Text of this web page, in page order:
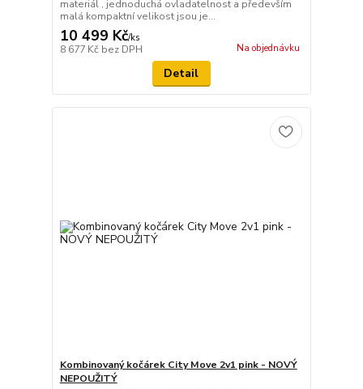
materiál , jednoduchá ovladatelnost a především
malá kompaktní velikost jsou je...
10 499 Kč/ks
8 677 Kč bez DPH Na objednávku
Detail
Kombinovaný kočárek City Move 2v1 pink - NOVÝ
NEPOUŽITÝ